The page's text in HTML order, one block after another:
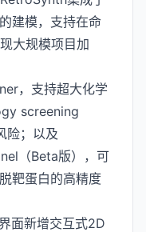
建模，支持在命
大规模项目加
，支持超大化学
screening
险；以及
（Beta版），可
靶蛋白的高精度
面新增交互式2D